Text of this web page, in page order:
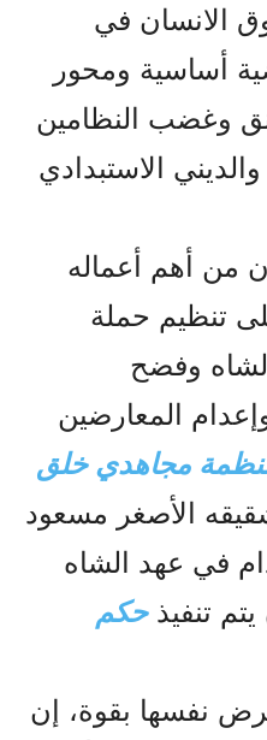
الانسان في
أساسية ومحور
وغضب النظامين
الاستبدادي
من أهم أعماله
تنظيم حملة
وفضح
المعارضين
مجاهدي خلق
الأصغر مسعود
في عهد الشاه
تنفيذحكم
نفسها بقوة، إن